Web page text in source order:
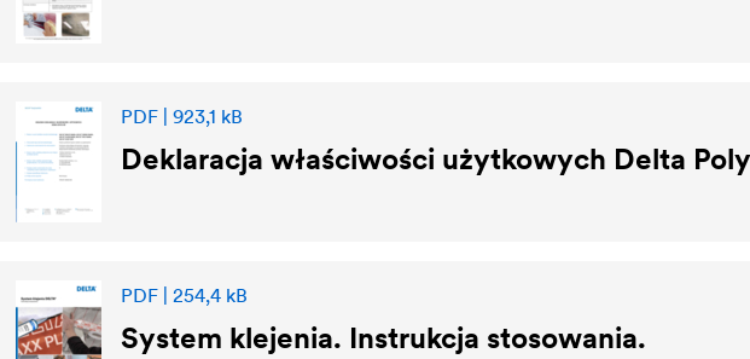
PDF | 923,1 kB
Deklaracja właściwości użytkowych Delta
PDF | 254,4 kB
System klejenia. Instrukcja stosowania.